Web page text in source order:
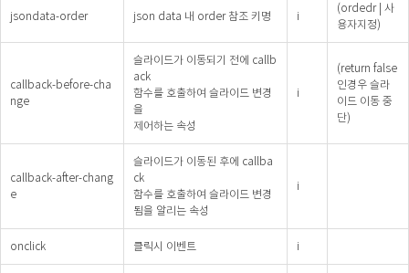
jsondata-order json data 내 order 참조 키명 i
(ordedr | 사
용자지정)
callback-before-cha
nge
슬라이드가 이동되기 전에 callb
ack
함수를 호출하여 슬라이드 변경
을
제어하는 속성
i
(return false
인경우 슬라
이드 이동 중
단)
callback-after-chang
e
슬라이드가 이동된 후에 callba
ck
함수를 호출하여 슬라이드 변경
됨을 알리는 속성
i
onclick 클릭시 이벤트 i